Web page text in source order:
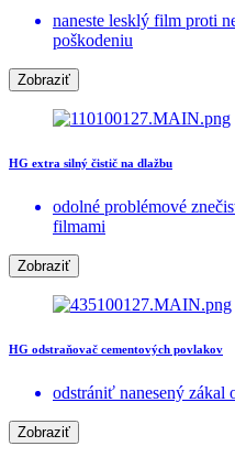
naneste lesklý film proti
poškodeniu
Zobraziť
HG extra silný čistič na dlažbu
odolné problémové
filmami
Zobraziť
HG odstraňovač cementových povlakov
odstrániť nanesený zákal
Zobraziť